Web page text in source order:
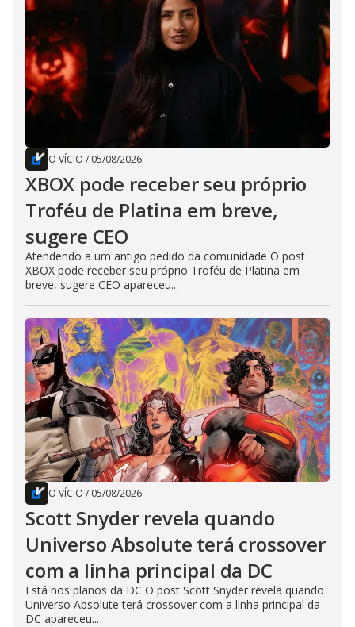
O VÍCIO / 05/08/2026
XBOX pode receber seu próprio
Troféu de Platina em breve,
sugere CEO
Atendendo a um antigo pedido da comunidade O post
XBOX pode receber seu próprio Troféu de Platina em
breve, sugere CEO apareceu...
O VÍCIO / 05/08/2026
Scott Snyder revela quando
Universo Absolute terá crossover
com a linha principal da DC
Está nos planos da DC O post Scott Snyder revela quando
Universo Absolute terá crossover com a linha principal da
DC apareceu...